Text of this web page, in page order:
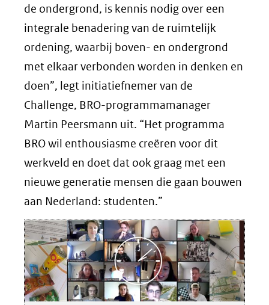
de ondergrond, is kennis nodig over een
integrale benadering van de ruimtelijk
ordening, waarbij boven- en ondergrond
met elkaar verbonden worden in denken en
doen”, legt initiatiefnemer van de
Challenge, BRO-programmamanager
Martin Peersmann uit. “Het programma
BRO wil enthousiasme creëren voor dit
werkveld en doet dat ook graag met een
nieuwe generatie mensen die gaan bouwen
aan Nederland: studenten.”